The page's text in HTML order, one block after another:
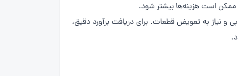
ممکن است هزینه‌ها بیشتر شود.
باشد، بسته به نوع خرابی و نیاز به تعویض قطعات. برای دریافت برآورد دقیق،